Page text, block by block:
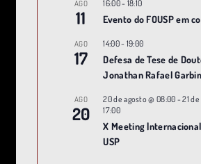
AGO
11
16:00- 18:10
Evento do FOUSP em
AGO
17
14:00- 19:00
Defesa de Tese de
Jonathan Rafael
AGO
20
20 de agosto @ 08:00 -21
17:00
X Meeting
USP